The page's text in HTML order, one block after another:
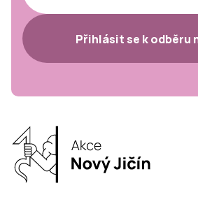
Přihlásit se k odběru